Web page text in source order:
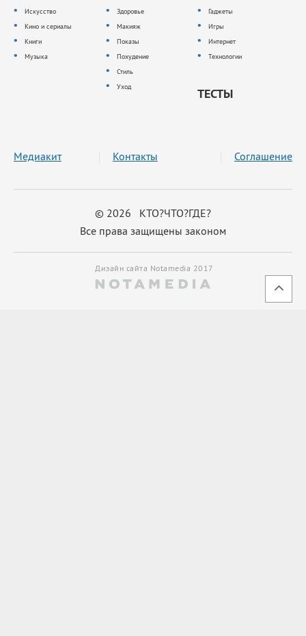
Искусство
Кино и сериалы
Книги
Музыка
Здоровье
Макияж
Показы
Похудение
Стиль
Уход
Гаджеты
Игры
Интернет
Технологии
ТЕСТЫ
© 2026 КТО?ЧТО?ГДЕ?
Все права защищены законом
Медиакит Контакты Соглашение
Дизайн сайта Notamedia 2017